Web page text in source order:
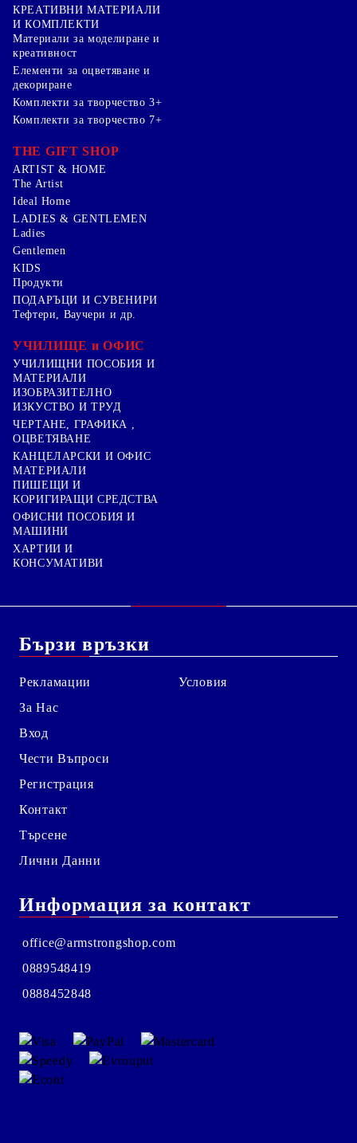
КРЕАТИВНИ МАТЕРИАЛИ
И КОМПЛЕКТИ
Mатериали за моделиране и
креативност
Елементи за оцветяване и
декориране
Комплекти за творчество 3+
Комплекти за творчество 7+
THE GIFT SHOP
ARTIST & HOME
The Artist
Ideal Home
LADIES & GENTLEMEN
Ladies
Gentlemen
KIDS
Продукти
ПОДАРЪЦИ И СУВЕНИРИ
Тефтери, Ваучери и др.
УЧИЛИЩЕ и ОФИС
УЧИЛИЩНИ ПОСОБИЯ И
МАТЕРИАЛИ
ИЗОБРАЗИТЕЛНО
ИЗКУСТВО И ТРУД
ЧЕРТАНЕ, ГРАФИКА ,
ОЦВЕТЯВАНЕ
КАНЦЕЛАРСКИ И ОФИС
МАТЕРИАЛИ
ПИШЕЩИ И
КОРИГИРАЩИ СРЕДСТВА
ОФИСНИ ПОСОБИЯ И
МАШИНИ
ХАРТИИ И
КОНСУМАТИВИ
Бързи връзки
Рекламации
За Нас
Вход
Чести Въпроси
Регистрация
Контакт
Търсене
Лични Данни
Условия
Информация за контакт
office@armstrongshop.com
0889548419
0888452848